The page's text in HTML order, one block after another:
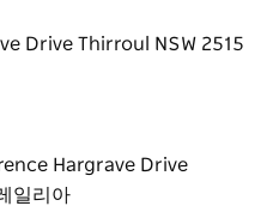
Drive Thirroul NSW 2515